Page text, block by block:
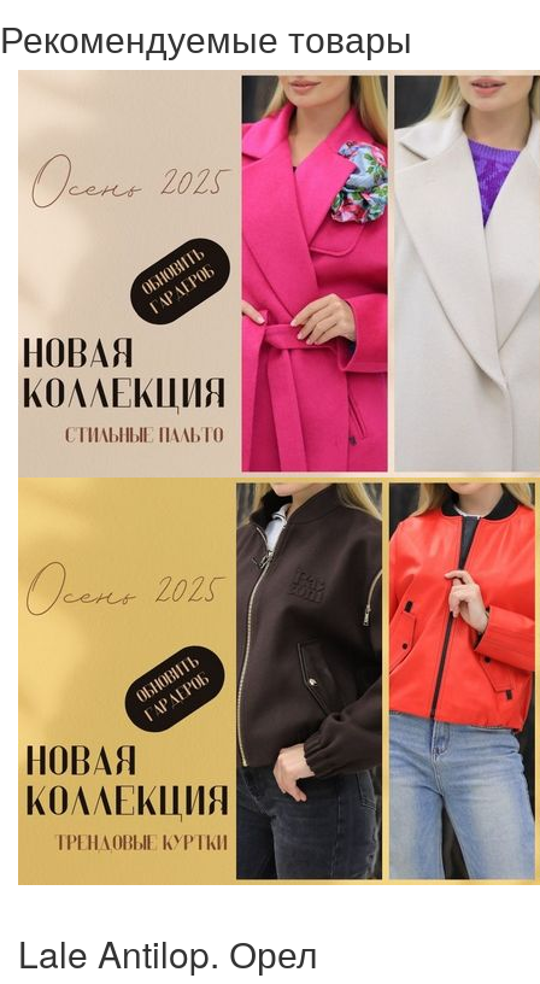
Рекомендуемые товары
Lale Antilop. Орел